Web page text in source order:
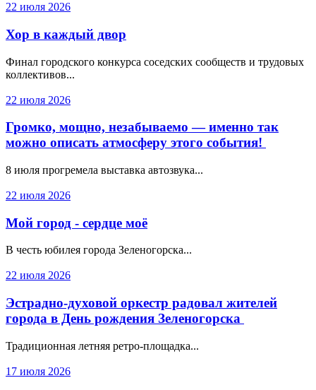
22 июля 2026
Хор в каждый двор
Финал городского конкурса соседских сообществ и трудовых
коллективов...
22 июля 2026
Громко, мощно, незабываемо — именно так
можно описать атмосферу этого события!
8 июля прогремела выставка автозвука...
22 июля 2026
Мой город - сердце моё
В честь юбилея города Зеленогорска...
22 июля 2026
Эстрадно-духовой оркестр радовал жителей
города в День рождения Зеленогорска
Традиционная летняя ретро-площадка...
17 июля 2026